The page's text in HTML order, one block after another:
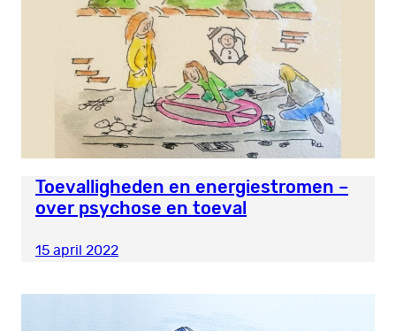
Toevalligheden en energiestromen –
over psychose en toeval
15 april 2022